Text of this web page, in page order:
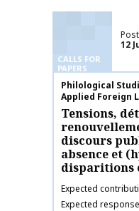
CALLS FOR
PAPERS
12
Publication name
Philological
Applied Foreign
Tensions,
discours
absence et
disparitions
Expected
Expected